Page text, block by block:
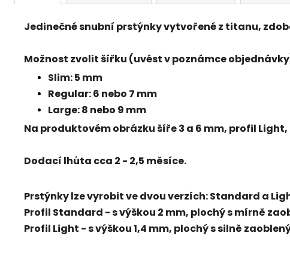
Jedinečné snubní prstýnky vytvořené z titanu,
Možnost zvolit šířku (uvést v poznámce
Slim: 5 mm
Regular: 6 nebo 7 mm
Large: 8 nebo 9 mm
Na produktovém obrázku šíře 3 a 6 mm, profil
Dodací lhůta cca 2 - 2,5 měsíce.
Prstýnky lze vyrobit ve dvou verzích:Standard a
Profil Standard - s výškou 2 mm, plochý s mírně
Profil Light - s výškou 1,4 mm, plochý s silně